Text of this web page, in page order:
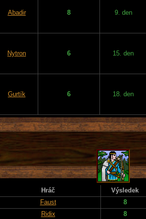
Abadir 8 9. den
Nytron 6 15. den
Gurtík 6 18. den
Hráč Výsledek
Faust 8
Ridix 8